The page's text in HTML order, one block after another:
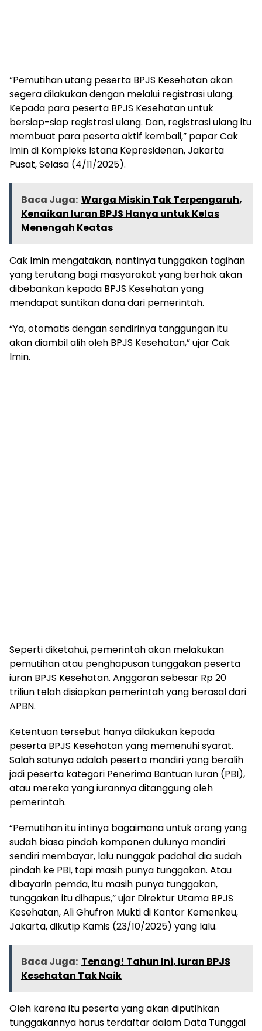
“Pemutihan utang peserta BPJS Kesehatan akan
segera dilakukan dengan melalui registrasi ulang.
Kepada para peserta BPJS Kesehatan untuk
bersiap-siap registrasi ulang. Dan, registrasi ulang itu
membuat para peserta aktif kembali,” papar Cak
Imin di Kompleks Istana Kepresidenan, Jakarta
Pusat, Selasa (4/11/2025).
Baca Juga: Warga Miskin Tak Terpengaruh,
Kenaikan Iuran BPJS Hanya untuk Kelas
Menengah Keatas
Cak Imin mengatakan, nantinya tunggakan tagihan
yang terutang bagi masyarakat yang berhak akan
dibebankan kepada BPJS Kesehatan yang
mendapat suntikan dana dari pemerintah.
“Ya, otomatis dengan sendirinya tanggungan itu
akan diambil alih oleh BPJS Kesehatan,” ujar Cak
Imin.
Seperti diketahui, pemerintah akan melakukan
pemutihan atau penghapusan tunggakan peserta
iuran BPJS Kesehatan. Anggaran sebesar Rp 20
triliun telah disiapkan pemerintah yang berasal dari
APBN.
Ketentuan tersebut hanya dilakukan kepada
peserta BPJS Kesehatan yang memenuhi syarat.
Salah satunya adalah peserta mandiri yang beralih
jadi peserta kategori Penerima Bantuan Iuran (PBI),
atau mereka yang iurannya ditanggung oleh
pemerintah.
“Pemutihan itu intinya bagaimana untuk orang yang
sudah biasa pindah komponen dulunya mandiri
sendiri membayar, lalu nunggak padahal dia sudah
pindah ke PBI, tapi masih punya tunggakan. Atau
dibayarin pemda, itu masih punya tunggakan,
tunggakan itu dihapus,” ujar Direktur Utama BPJS
Kesehatan, Ali Ghufron Mukti di Kantor Kemenkeu,
Jakarta, dikutip Kamis (23/10/2025) yang lalu.
Baca Juga: Tenang! Tahun Ini, Iuran BPJS
Kesehatan Tak Naik
Oleh karena itu peserta yang akan diputihkan
tunggakannya harus terdaftar dalam Data Tunggal